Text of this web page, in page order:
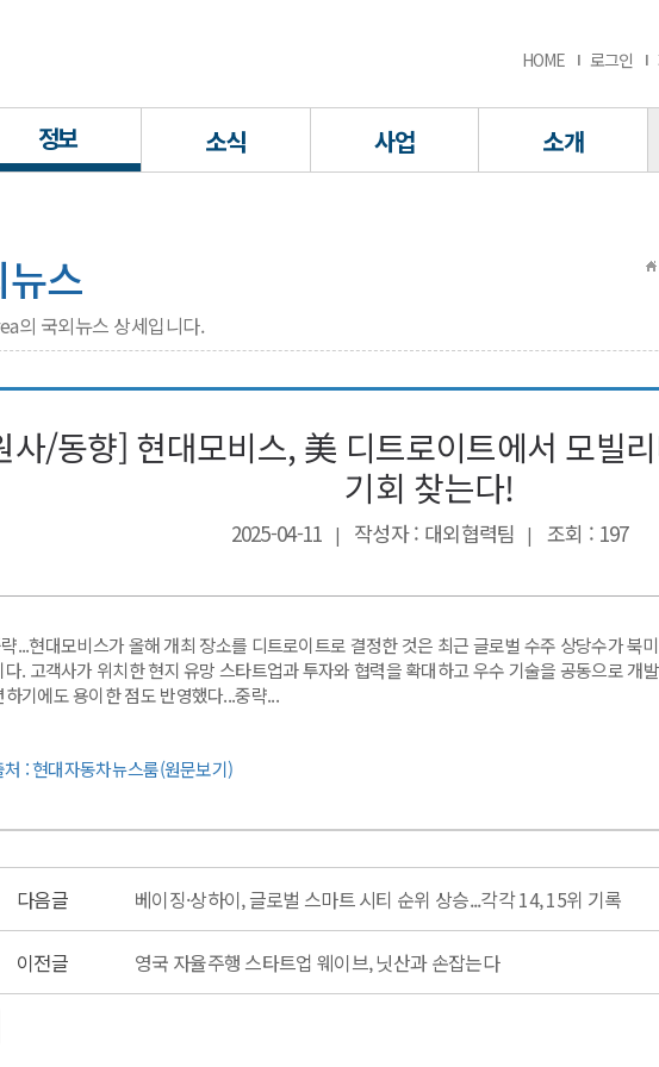
HOME 로그인
정보 소식 사업 소개
스
의 국외뉴스 상세입니다.
사/동향] 현대모비스, 美 디트로이트에서 모빌
기회 찾는다!
2025-04-11 | 작성자 : 대외협력팀 | 조회 : 197
...현대모비스가 올해 개최 장소를 디트로이트로 결정한 것은 최근 글로벌 수주 상당수가 북
다. 고객사가 위치한 현지 유망 스타트업과 투자와 협력을 확대하고 우수 기술을 공동으로 개
하기에도 용이한 점도 반영했다...중략...
: 현대자동차뉴스룸(원문보기)
다음글 베이징·상하이, 글로벌 스마트 시티 순위 상승...각각 14, 15위 기록
이전글 영국 자율주행 스타트업 웨이브, 닛산과 손잡는다